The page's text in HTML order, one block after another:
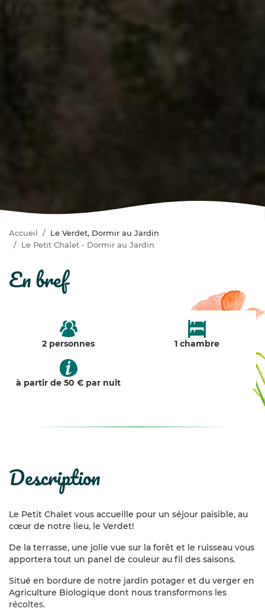
Accueil
Le Verdet, Dormir au Jardin
Le Petit Chalet - Dormir au Jardin
en bref
2 personnes 1 chambre
à partir de 50 € par nuit
description
Le Petit Chalet vous accueille pour un séjour paisible, au
cœur de notre lieu, le Verdet!
De la terrasse, une jolie vue sur la forêt et le ruisseau vous
apportera tout un panel de couleur au fil des saisons.
Situé en bordure de notre jardin potager et du verger en
Agriculture Biologique dont nous transformons les
récoltes.